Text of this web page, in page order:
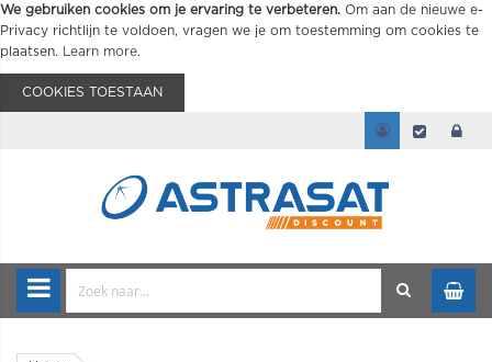
We gebruiken cookies om je ervaring te verbeteren. Om aan de nieuwe e-
Privacy richtlijn te voldoen, vragen we je om toestemming om cookies te
plaatsen.
Learn more.
COOKIES TOESTAAN